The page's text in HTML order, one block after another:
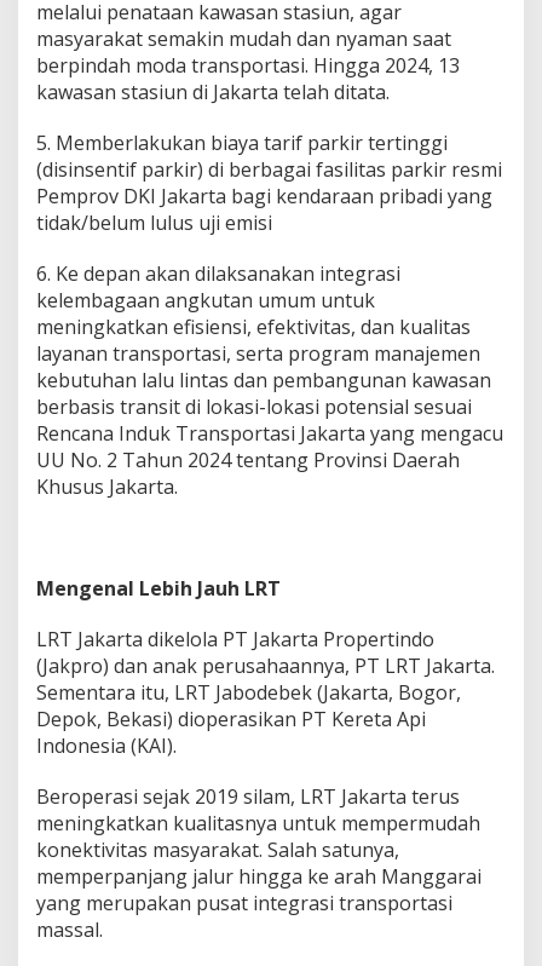
melalui penataan kawasan stasiun, agar
masyarakat semakin mudah dan nyaman saat
berpindah moda transportasi. Hingga 2024, 13
kawasan stasiun di Jakarta telah ditata.
5. Memberlakukan biaya tarif parkir tertinggi
(disinsentif parkir) di berbagai fasilitas parkir resmi
Pemprov DKI Jakarta bagi kendaraan pribadi yang
tidak/belum lulus uji emisi
6. Ke depan akan dilaksanakan integrasi
kelembagaan angkutan umum untuk
meningkatkan efisiensi, efektivitas, dan kualitas
layanan transportasi, serta program manajemen
kebutuhan lalu lintas dan pembangunan kawasan
berbasis transit di lokasi-lokasi potensial sesuai
Rencana Induk Transportasi Jakarta yang mengacu
UU No. 2 Tahun 2024 tentang Provinsi Daerah
Khusus Jakarta.
Mengenal Lebih Jauh LRT
LRT Jakarta dikelola PT Jakarta Propertindo
(Jakpro) dan anak perusahaannya, PT LRT Jakarta.
Sementara itu, LRT Jabodebek (Jakarta, Bogor,
Depok, Bekasi) dioperasikan PT Kereta Api
Indonesia (KAI).
Beroperasi sejak 2019 silam, LRT Jakarta terus
meningkatkan kualitasnya untuk mempermudah
konektivitas masyarakat. Salah satunya,
memperpanjang jalur hingga ke arah Manggarai
yang merupakan pusat integrasi transportasi
massal.